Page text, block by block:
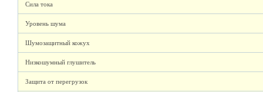
Сила тока
Уровень шума
Шумозащитный кожух
Низкошумный глушитель
Защита от перегрузок